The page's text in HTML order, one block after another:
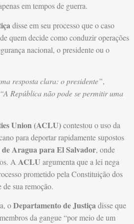
em tempos de guerra.
disse em seu processo que o caso
quem decide como conduzir operações
nacional, o presidente ou o
resposta clara: o presidente”,
“A República não pode se permitir uma
Union (ACLU)contestou o uso da
para deportar rapidamente supostos
Aragua para El Salvador, onde
A ACLU argumenta que a lei nega
prometido pela Constituição dos
sua remoção.
oDepartamento de Justiçadisse que
da gangue “por meio de um